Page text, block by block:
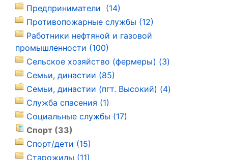
Предприниматели (14)
Противопожарные службы (12)
Работники нефтяной и газовой
промышленности (100)
Сельское хозяйство (фермеры) (3)
Семьи, династии (85)
Семьи, династии (пгт. Высокий) (4)
Служба спасения (1)
Социальные службы (17)
Спорт (33)
Спорт/дети (15)
Старожилы (11)